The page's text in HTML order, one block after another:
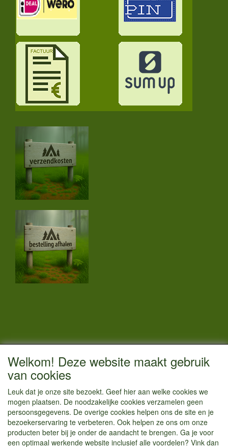
CONTACTGEGEVENS
Vestigingsadres:
Hoofdweg 36
1433 JW Kudelstaart
info@kamperenenzo.nl
Tel : 06 125 82 112
Welkom! Deze website maakt gebruik
van cookies
Leuk dat je onze site bezoekt. Geef hier aan welke cookies we
mogen plaatsen. De noodzakelijke cookies verzamelen geen
persoonsgegevens. De overige cookies helpen ons de site en je
bezoekerservaring te verbeteren. Ook helpen ze ons om onze
producten beter bij je onder de aandacht te brengen. Ga je voor
een optimaal werkende website inclusief alle voordelen? Vink dan